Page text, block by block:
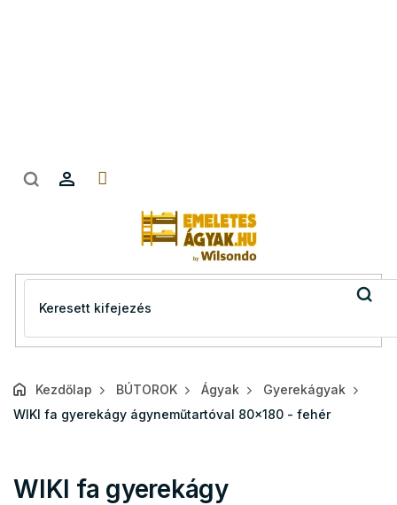
Kezdőlap BÚTOROK Ágyak
Gyerekágyak
WIKI fa gyerekágy ágyneműtartóval 80x180 - fehér
WIKI fa gyerekágy